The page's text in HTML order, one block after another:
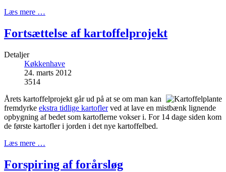
Læs mere …
Fortsættelse af kartoffelprojekt
Detaljer
Køkkenhave
24. marts 2012
3514
Årets kartoffelprojekt går ud på at se om man kan
fremdyrke ekstra tidlige kartoflerved at lave en mistbænk lignende
opbygning af bedet som kartoflerne vokser i. For 14 dage siden kom
de første kartofler i jorden i det nye kartoffelbed.
Læs mere …
Forspiring af forårsløg